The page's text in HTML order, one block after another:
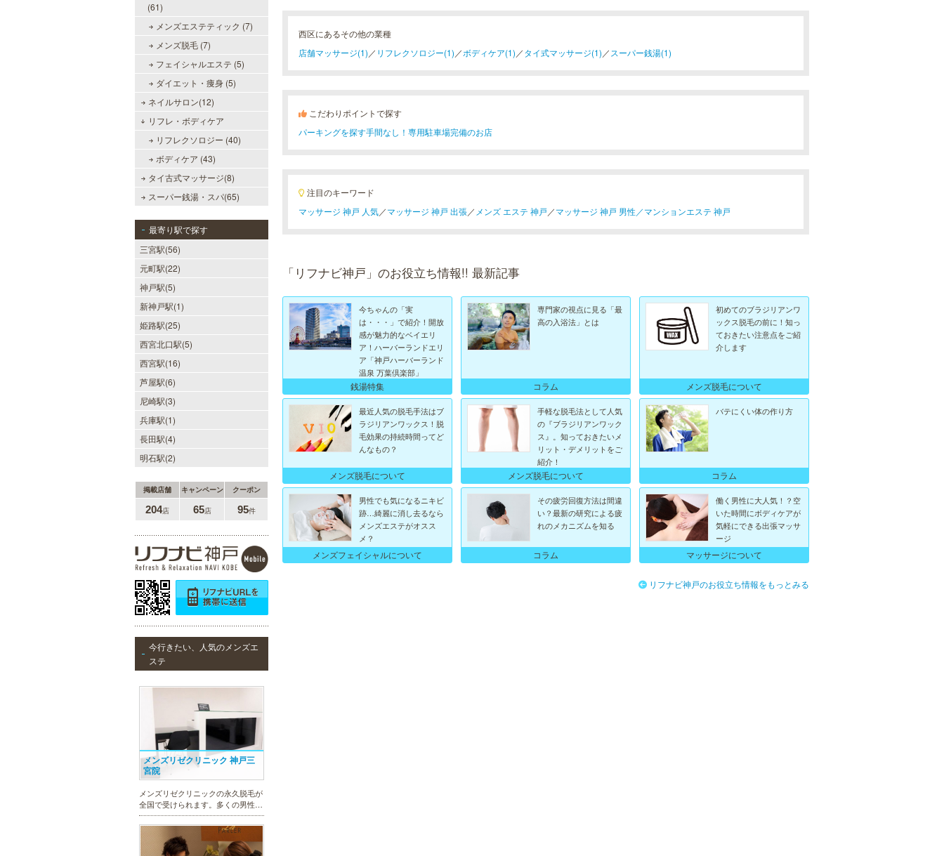
(61)
メンズエステティック (7)
メンズ脱毛 (7)
フェイシャルエステ (5)
ダイエット・痩身 (5)
ネイルサロン(12)
リフレ・ボディケア
リフレクソロジー (40)
ボディケア (43)
タイ古式マッサージ(8)
スーパー銭湯・スパ(65)
最寄り駅で探す
三宮駅(56)
元町駅(22)
神戸駅(5)
新神戸駅(1)
姫路駅(25)
西宮北口駅(5)
西宮駅(16)
芦屋駅(6)
尼崎駅(3)
兵庫駅(1)
長田駅(4)
明石駅(2)
掲載店舗 キャンペーン クーポン
204店 65店 95件
今行きたい、人気のメンズエ
ステ
メンズリゼクリニック 神戸三
宮院
メンズリゼクリニックの永久脱毛が
全国で受けられます。多くの男性患
者様にご支持頂き、新宿1院から始
まったメンズリゼクリニックが、現
在では提携院含め全国10院を展開す
るクリニックになりました。
西区にあるその他の業種
店舗マッサージ(1) ／ リフレクソロジー(1) ／ボディケア(1) ／タイ式マッサージ(1) ／ スーパー銭湯(1)
こだわりポイントで探す
パーキングを探す手間なし！専用駐車場完備のお店
注目のキーワード
マッサージ 神戸 人気／マッサージ 神戸 出張／ メンズ エステ 神戸／マッサージ 神戸 男性／マンションエステ 神戸
「リフナビ神戸」のお役立ち情報!! 最新記事
今ちゃんの「実
は・・・」で紹介！開放
感が魅力的なベイエリ
ア！ハーバーランドエリ
ア「神戸ハーバーランド
温泉 万葉倶楽部」
銭湯特集
専門家の視点に見る「最
高の入浴法」とは
コラム
初めてのブラジリアンワ
ックス脱毛の前に！知っ
ておきたい注意点をご紹
介します
メンズ脱毛について
最近人気の脱毛手法はブ
ラジリアンワックス！脱
毛効果の持続時間ってど
んなもの？
メンズ脱毛について
手軽な脱毛法として人気
の『ブラジリアンワック
ス』。知っておきたいメ
リット・デメリットをご
紹介！
メンズ脱毛について
バテにくい体の作り方
コラム
男性でも気になるニキビ
跡…綺麗に消し去るなら
メンズエステがオスス
メ？
メンズフェイシャルについて
その疲労回復方法は間違
い？最新の研究による疲
れのメカニズムを知る
コラム
働く男性に大人気！？空
いた時間にボディケアが
気軽にできる出張マッサ
ージ
マッサージについて
リフナビ神戸のお役立ち情報をもっとみる